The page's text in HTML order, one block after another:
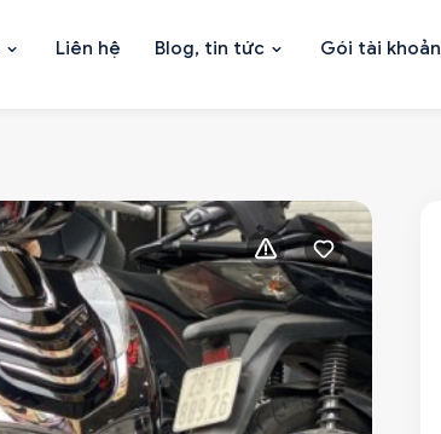
Liên hệ Blog, tin tức Gói tài khoản